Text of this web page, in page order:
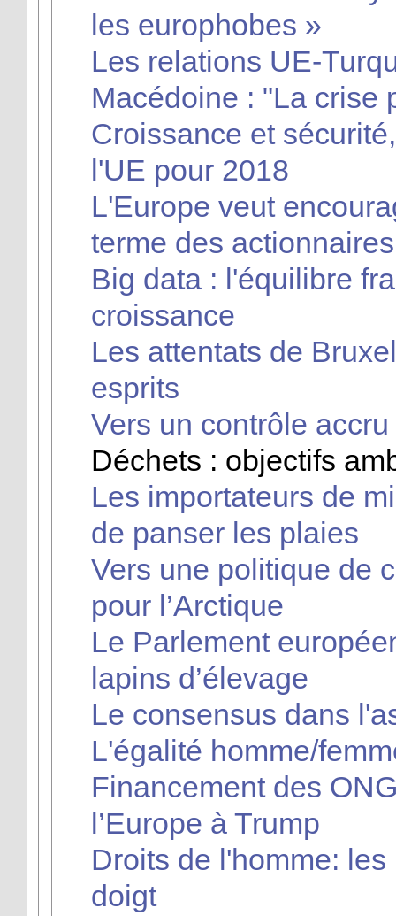
les europhobes »
Les relations UE-
Macédoine : "La crise
Croissance et
l'UE pour 2018
L'Europe veut
terme des actionnaires
Big data : l'équilibre
croissance
Les attentats de
esprits
Vers un contrôle
Déchets : objectifs
Les importateurs de
de panser les plaies
Vers une politique de
pour l’Arctique
Le Parlement
lapins d’élevage
Le consensus dans
L'égalité homme/
Financement des
l’Europe à Trump
Droits de l'homme:
doigt